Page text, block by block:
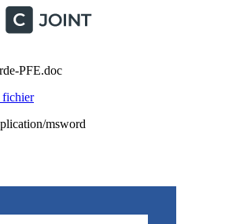
PFE.doc
fichier
msword